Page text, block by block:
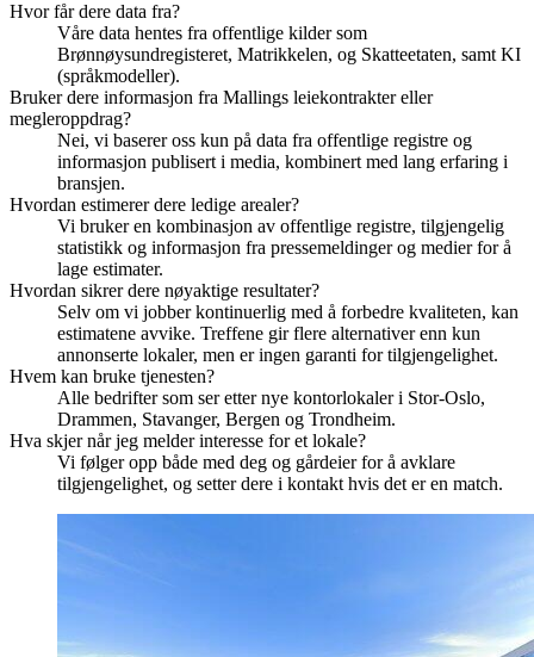
Hvor får dere data fra?
Våre data hentes fra offentlige kilder som
Brønnøysundregisteret, Matrikkelen, og Skatteetaten, samt KI
(språkmodeller).
Bruker dere informasjon fra Mallings leiekontrakter eller
megleroppdrag?
Nei, vi baserer oss kun på data fra offentlige registre og
informasjon publisert i media, kombinert med lang erfaring i
bransjen.
Hvordan estimerer dere ledige arealer?
Vi bruker en kombinasjon av offentlige registre, tilgjengelig
statistikk og informasjon fra pressemeldinger og medier for å
lage estimater.
Hvordan sikrer dere nøyaktige resultater?
Selv om vi jobber kontinuerlig med å forbedre kvaliteten, kan
estimatene avvike. Treffene gir flere alternativer enn kun
annonserte lokaler, men er ingen garanti for tilgjengelighet.
Hvem kan bruke tjenesten?
Alle bedrifter som ser etter nye kontorlokaler i Stor-Oslo,
Drammen, Stavanger, Bergen og Trondheim.
Hva skjer når jeg melder interesse for et lokale?
Vi følger opp både med deg og gårdeier for å avklare
tilgjengelighet, og setter dere i kontakt hvis det er en match.